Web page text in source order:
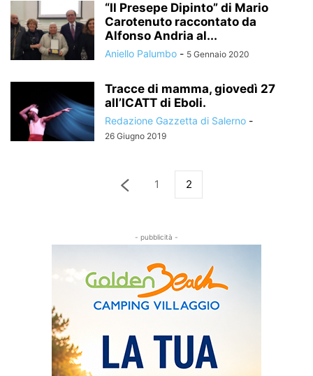
“Il Presepe Dipinto” di Mario
Carotenuto raccontato da
Alfonso Andria al...
Aniello Palumbo - 5 Gennaio 2020
Tracce di mamma, giovedì 27
all’ICATT di Eboli.
Redazione Gazzetta di Salerno -
26 Giugno 2019
1 2
- pubblicità -